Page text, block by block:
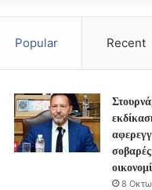
Popular Recent
8